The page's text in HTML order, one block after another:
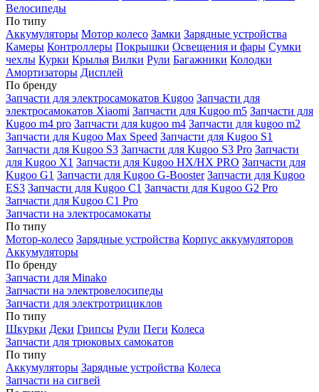
Велосипеды
По типу
Аккумуляторы Мотор колесо Замки Зарядные устройства
Камеры Контроллеры Покрышки Освещения и фары Сумки
чехлы Курки Крылья Вилки Рули Багажники Колодки
Амортизаторы Дисплей
По бренду
Запчасти для электросамокатов Kugoo Запчасти для
электросамокатов Xiaomi Запчасти для Kugoo m5 Запчасти для
Кugoo m4 pro Запчасти для kugoo m4 Запчасти для kugoo m2
Запчасти для Kugoo Max Speed Запчасти для Kugoo S1
Запчасти для Kugoo S3 Запчасти для Kugoo S3 Pro Запчасти
для Kugoo X1 Запчасти для Kugoo HX/HX PRO Запчасти для
Kugoo G1 Запчасти для Kugoo G-Booster Запчасти для Kugoo
ES3 Запчасти для Kugoo C1 Запчасти для Kugoo G2 Pro
Запчасти для Kugoo C1 Pro
Запчасти на электросамокаты
По типу
Мотор-колесо Зарядные устройства Корпус аккумуляторов
Аккумуляторы
По бренду
Запчасти для Minako
Запчасти на электровелосипеды
Запчасти для электротрициклов
По типу
Шкурки Деки Грипсы Рули Пеги Колеса
Запчасти для трюковых самокатов
По типу
Аккумуляторы Зарядные устройства Колеса
Запчасти на сигвей